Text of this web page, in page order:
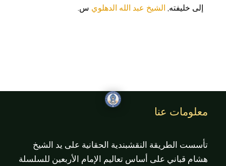
إلى خليفته, الشيخ عبد الله الدهلوي س.
معلومات عنا
تأسست الطريقة النقشبندية الحقانية على يد الشيخ
هشام قباني على أساس تعاليم الإمام الأربعين للسلسلة